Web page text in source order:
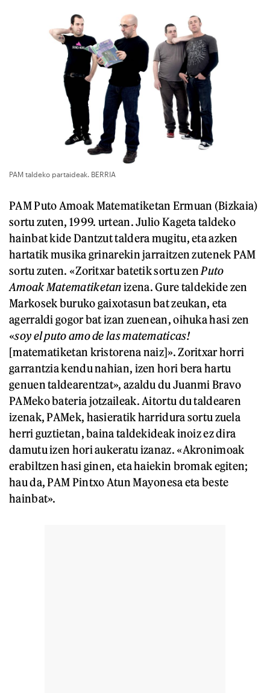
PAM taldeko partaideak. BERRIA
PAM Puto Amoak Matematiketan Ermuan (Bizkaia)
sortu zuten, 1999. urtean. Julio Kageta taldeko
hainbat kide Dantzut taldera mugitu, eta azken
hartatik musika grinarekin jarraitzen zutenek PAM
sortu zuten. «Zoritxar batetik sortu zen Puto
Amoak Matematiketanizena. Gure taldekide zen
Markosek buruko gaixotasun bat zeukan, eta
agerraldi gogor bat izan zuenean, oihuka hasi zen
«soy el puto amo de las matematicas!
[matematiketan kristorena naiz]». Zoritxar horri
garrantzia kendu nahian, izen hori bera hartu
genuen taldearentzat», azaldu du Juanmi Bravo
PAMeko bateria jotzaileak. Aitortu du taldearen
izenak, PAMek, hasieratik harridura sortu zuela
herri guztietan, baina taldekideak inoiz ez dira
damutu izen hori aukeratu izanaz. «Akronimoak
erabiltzen hasi ginen, eta haiekin bromak egiten;
hau da, PAM Pintxo Atun Mayonesa eta beste
hainbat».